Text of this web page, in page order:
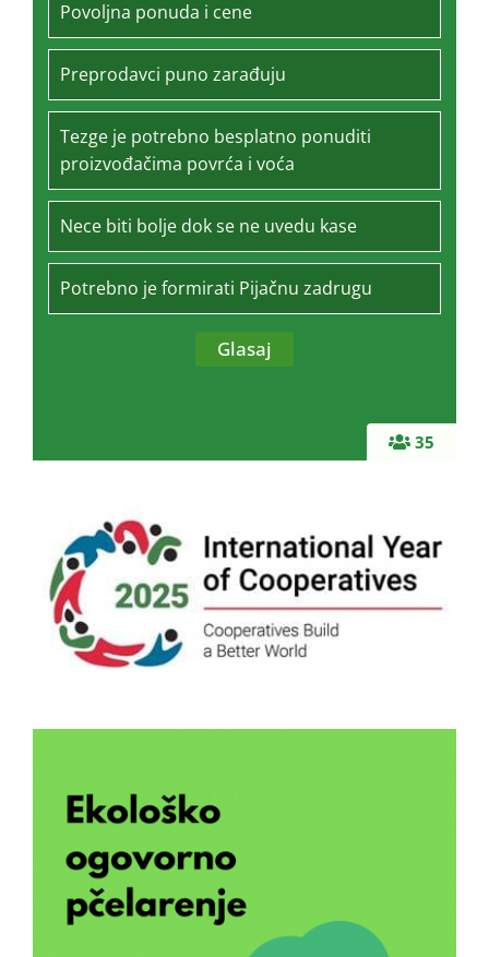
35
Povoljna ponuda i cene
Preprodavci puno zarađuju
Tezge je potrebno besplatno ponuditi
proizvođačima povrća i voća
Nece biti bolje dok se ne uvedu kase
Potrebno je formirati Pijačnu zadrugu